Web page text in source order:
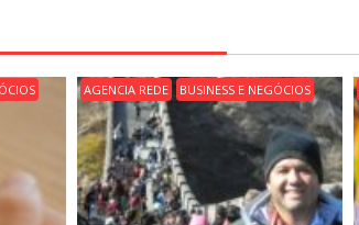
AGENCIA REDE BUSINESS E NEGÓCIOS